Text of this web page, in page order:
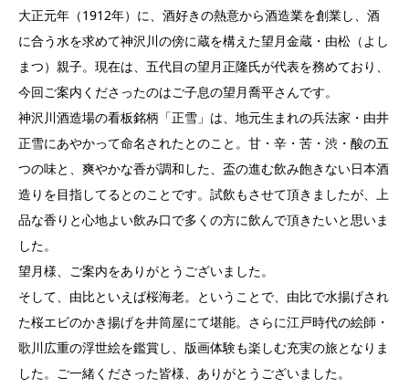
大正元年（1912年）に、酒好きの熱意から酒造業を創業し、酒
に合う水を求めて神沢川の傍に蔵を構えた望月金蔵・由松（よし
まつ）親子。現在は、五代目の望月正隆氏が代表を務めており、
今回ご案内くださったのはご子息の望月喬平さんです。
神沢川酒造場の看板銘柄「正雪」は、地元生まれの兵法家・由井
正雪にあやかって命名されたとのこと。甘・辛・苦・渋・酸の五
つの味と、爽やかな香が調和した、盃の進む飲み飽きない日本酒
造りを目指してるとのことです。試飲もさせて頂きましたが、上
品な香りと心地よい飲み口で多くの方に飲んで頂きたいと思いま
した。
望月様、ご案内をありがとうございました。
そして、由比といえば桜海老。ということで、由比で水揚げされ
た桜エビのかき揚げを井筒屋にて堪能。さらに江戸時代の絵師・
歌川広重の浮世絵を鑑賞し、版画体験も楽しむ充実の旅となりま
した。ご一緒くださった皆様、ありがとうございました。